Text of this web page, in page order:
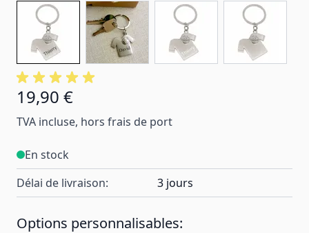
19,90 €
TVA incluse, hors frais de port
En stock
Délai de livraison:
3 jours
Options personnalisables: